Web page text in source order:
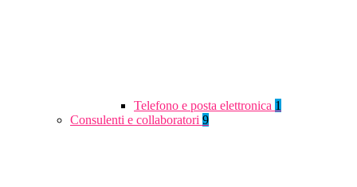
Telefono e posta elettronica 1
Consulenti e collaboratori 9